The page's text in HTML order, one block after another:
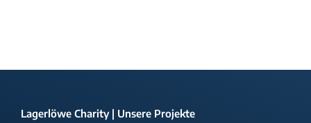
Lagerlöwe Charity | Unsere Projekte